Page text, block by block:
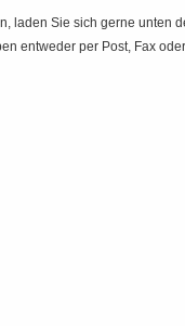
laden Sie sich gerne unten
entweder per Post, Fax